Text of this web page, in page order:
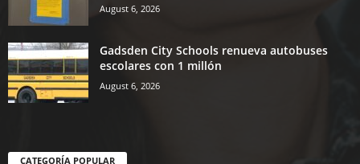
August 6, 2026
Gadsden City Schools renueva autobuses
escolares con 1 millón
August 6, 2026
CATEGORÍA POPULAR